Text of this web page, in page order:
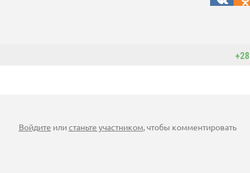
+28
Войдите илистаньте участником, чтобы комментировать